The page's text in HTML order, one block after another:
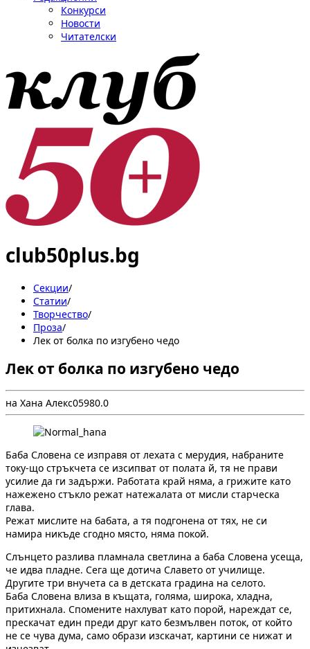
Конкурси
Новости
Читателски
club50plus.bg
Секции/
Статии/
Творчество/
Проза/
Лек от болка по изгубено чедо
Лек от болка по изгубено чедо
на Хана Алекс05980.0
Баба Словена се изправя от лехата с мерудия, набраните
току-що стръкчета се изсипват от полата й, тя не прави
усилие да ги задържи. Работата край няма, а грижите като
нажежено стъкло режат натежалата от мисли старческа
глава.
Режат мислите на бабата, а тя подгонена от тях, не си
намира никъде сгодно място, няма покой.
Слънцето разлива пламнала светлина а баба Словена усеща,
че идва пладне. Сега ще дотича Славето от училище.
Другите три внучета са в детската градина на селото.
Баба Словена влиза в къщата, голяма, широка, хладна,
притихнала. Спомените нахлуват като порой, нареждат се,
прескачат един преди друг като безмълвен поток, от който
не се чува дума, само образи изскачат, картини се нижат и